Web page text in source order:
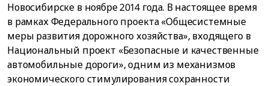
Новосибирске в ноябре 2014 года. В настоящее время
в рамках Федерального проекта «Общесистемные
меры развития дорожного хозяйства», входящего в
Национальный проект «Безопасные и качественные
автомобильные дороги», одним из механизмов
экономического стимулирования сохранности